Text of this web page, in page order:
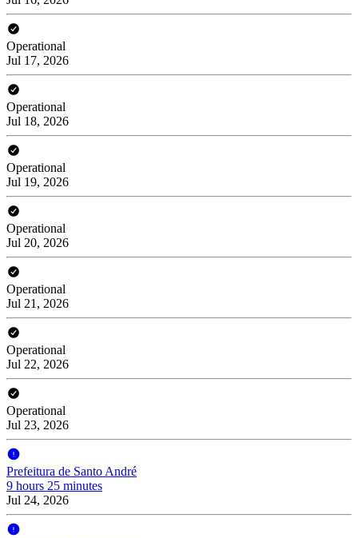
Operational
Jul 17, 2026
Operational
Jul 18, 2026
Operational
Jul 19, 2026
Operational
Jul 20, 2026
Operational
Jul 21, 2026
Operational
Jul 22, 2026
Operational
Jul 23, 2026
Prefeitura de Santo André
9 hours 25 minutes
Jul 24, 2026